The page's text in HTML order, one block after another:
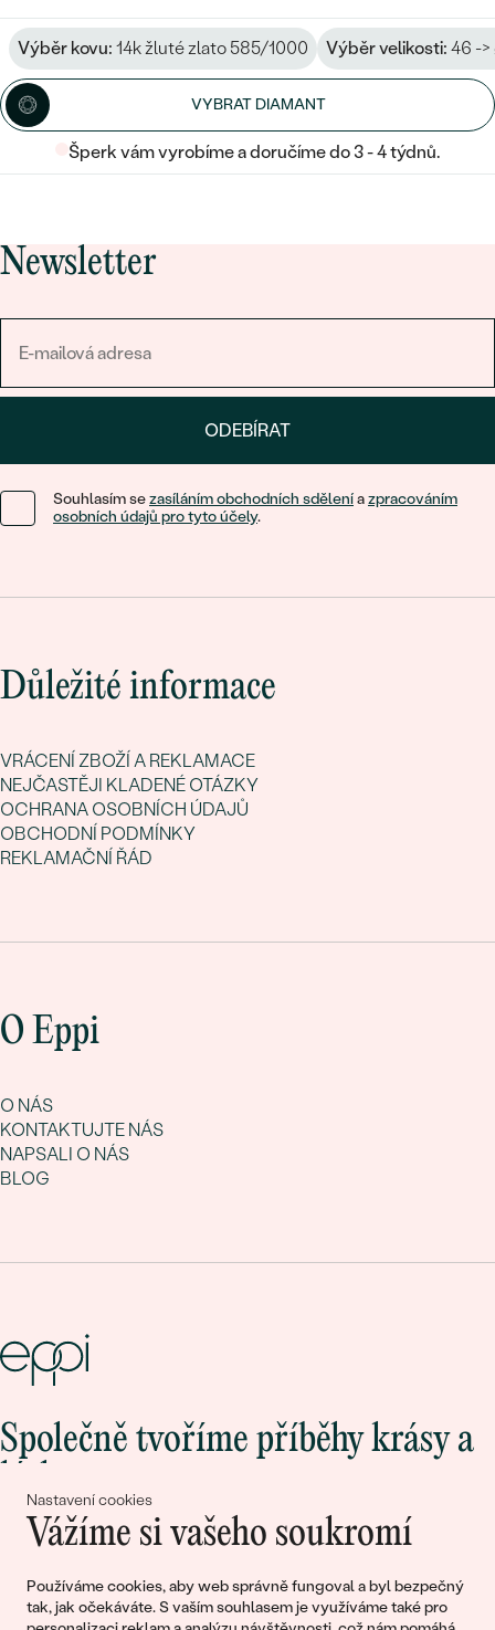
Nastavení cookies
Vážíme si vašeho soukromí
Používáme cookies, aby web správně fungoval a byl bezpečný
tak, jak očekáváte. S vaším souhlasem je využíváme také pro
Výběr kovu: 14k žluté zlato 585/1000 Výběr velikosti: 46 ->
VYBRAT DIAMANT
Šperk vám vyrobíme a doručíme do 3 - 4 týdnů.
Newsletter
ODEBÍRAT
Souhlasím sezasíláním obchodních sděleníazpracováním
osobních údajů pro tyto účely.
Důležité informace
VRÁCENÍ ZBOŽÍ A REKLAMACE
NEJČASTĚJI KLADENÉ OTÁZKY
OCHRANA OSOBNÍCH ÚDAJŮ
OBCHODNÍ PODMÍNKY
REKLAMAČNÍ ŘÁD
O Eppi
O NÁS
KONTAKTUJTE NÁS
NAPSALI O NÁS
BLOG
Společně tvoříme příběhy krásy a
Připojte se k nám!